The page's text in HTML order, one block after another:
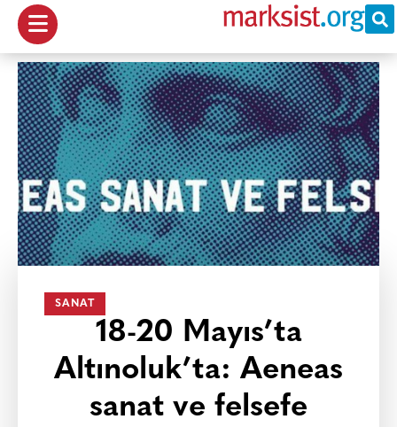
SANAT
18-20 Mayıs’ta
Altınoluk’ta: Aeneas
sanat ve felsefe